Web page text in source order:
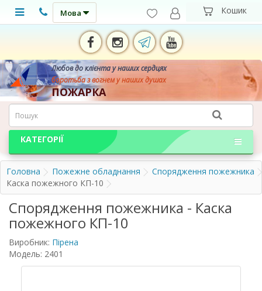
Мова
Любов до клієнта у наших сердцях
боротьба з вогнем у наших душах
ПОЖАРКА
КАТЕГОРІЇ
Головна Пожежне обладнання
Спорядження пожежника
Каска пожежного КП-10
Спорядження пожежника - Каска
пожежного КП-10
Виробник: Пірена
Модель: 2401